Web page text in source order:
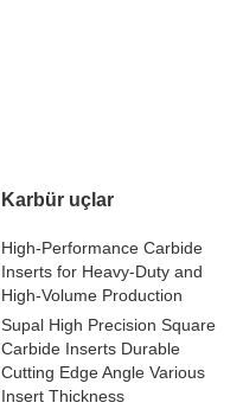
Karbür uçlar
High-Performance Carbide
Inserts for Heavy-Duty and
High-Volume Production
Supal High Precision Square
Carbide Inserts Durable
Cutting Edge Angle Various
Insert Thickness